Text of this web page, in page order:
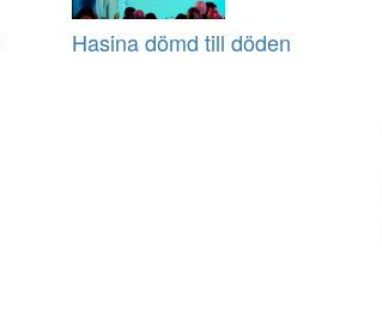
Hasina dömd till döden